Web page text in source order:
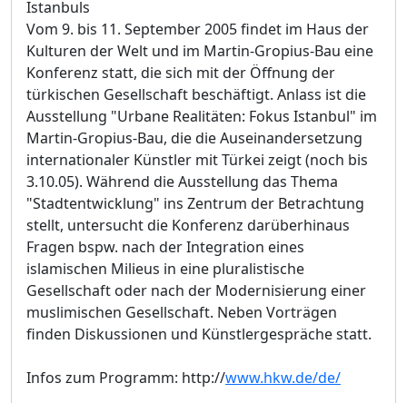
Vom 9. bis 11. September 2005 findet im Haus der
Kulturen der Welt und im Martin-Gropius-Bau eine
Konferenz statt, die sich mit der Öffnung der
türkischen Gesellschaft beschäftigt. Anlass ist die
Ausstellung "Urbane Realitäten: Fokus Istanbul" im
Martin-Gropius-Bau, die die Auseinandersetzung
internationaler Künstler mit Türkei zeigt (noch bis
3.10.05). Während die Ausstellung das Thema
"Stadtentwicklung" ins Zentrum der Betrachtung
stellt, untersucht die Konferenz darüberhinaus
Fragen bspw. nach der Integration eines
islamischen Milieus in eine pluralistische
Gesellschaft oder nach der Modernisierung einer
muslimischen Gesellschaft. Neben Vorträgen
finden Diskussionen und Künstlergespräche statt.
Infos zum Programm: http://www.hkw.de/de/